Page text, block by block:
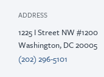
ADDRESS
1225 I Street NW #1200
Washington, DC 20005
(202) 296-5101